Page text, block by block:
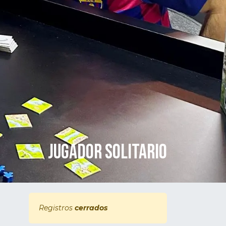
JUGADOR SOLITARIO
Registros cerrados